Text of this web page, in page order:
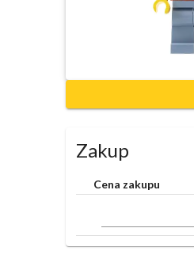
Zakup
Cena zakupu